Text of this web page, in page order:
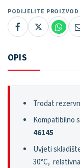
PODIJELITE PROIZVOD
OPIS
Trodat
Kompatibilno
46145
Uvjeti
30°C,